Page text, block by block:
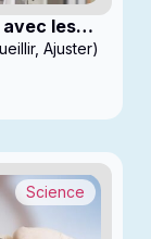
avec les
Ajuster)
Science